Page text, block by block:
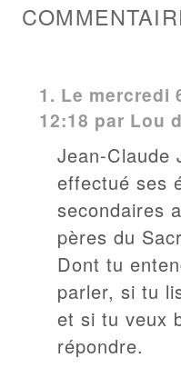
1. Le mercredi
12:18 par Lou
Jean-Claude
effectué ses
secondaires
pères du
Dont tu
parler, si tu
et si tu veux
répondre.